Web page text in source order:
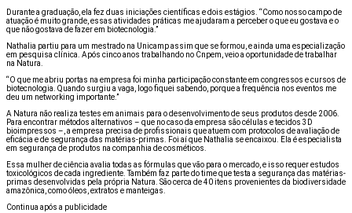
Durante a graduação, ela fez duas iniciações científicas e dois estágios. “Como nosso campo de
atuação é muito grande, essas atividades práticas me ajudaram a perceber o que eu gostava e o
que não gostava de fazer em biotecnologia.”
Nathalia partiu para um mestrado na Unicamp assim que se formou, e ainda uma especialização
em pesquisa clínica. Após cinco anos trabalhando no Cnpem, veio a oportunidade de trabalhar
na Natura.
“O que me abriu portas na empresa foi minha participação constante em congressos e cursos de
biotecnologia. Quando surgiu a vaga, logo fiquei sabendo, porque a frequência nos eventos me
deu um networking importante.”
A Natura não realiza testes em animais para o desenvolvimento de seus produtos desde 2006.
Para encontrar métodos alternativos – que no caso da empresa são células e tecidos 3D
bioimpressos –, a empresa precisa de profissionais que atuem com protocolos de avaliação de
eficácia e de segurança das matérias-primas. Foi aí que Nathalia se encaixou. Ela é especialista
em segurança de produtos na companhia de cosméticos.
Essa mulher de ciência avalia todas as fórmulas que vão para o mercado, e isso requer estudos
toxicológicos de cada ingrediente. Também faz parte do time que testa a segurança das matérias-
primas desenvolvidas pela própria Natura. São cerca de 40 itens provenientes da biodiversidade
amazônica, como óleos, extratos e manteigas.
Continua após a publicidade